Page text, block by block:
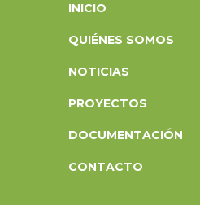
INICIO
QUIÉNES SOMOS
NOTICIAS
PROYECTOS
DOCUMENTACIÓN
CONTACTO